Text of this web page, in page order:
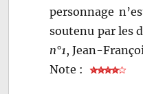
personnage
soutenu par les
n°1, Jean-
Note :